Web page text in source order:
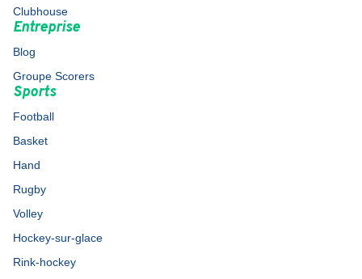
Clubhouse
Entreprise
Blog
Groupe Scorers
Sports
Football
Basket
Hand
Rugby
Volley
Hockey-sur-glace
Rink-hockey